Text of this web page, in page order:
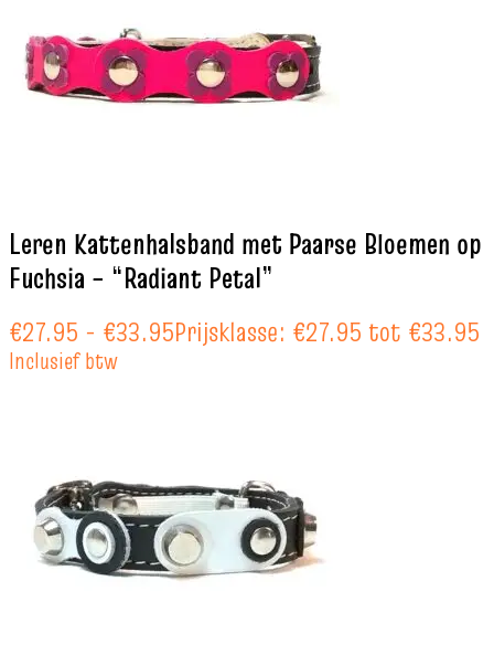
Leren Kattenhalsband met Paarse Bloemen op
Fuchsia – “Radiant Petal”
€27.95 - €33.95Prijsklasse: €27.95 tot €33.95
Inclusief btw